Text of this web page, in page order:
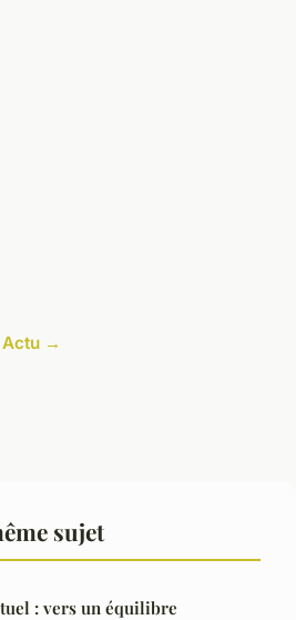
Actu →
sujet
: vers un équilibre